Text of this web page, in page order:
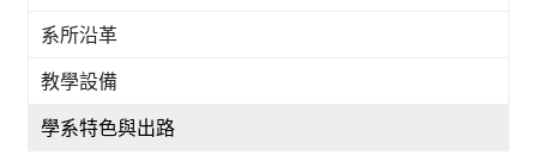
系所沿革
教學設備
學系特色與出路